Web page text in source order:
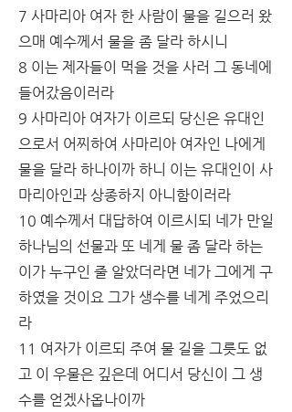
7 사마리아 여자 한 사람이 물을 길으러 왔
으매 예수께서 물을 좀 달라 하시니
8 이는 제자들이 먹을 것을 사러 그 동네에
들어갔음이러라
9 사마리아 여자가 이르되 당신은 유대인
으로서 어찌하여 사마리아 여자인 나에게
물을 달라 하나이까 하니 이는 유대인이 사
마리아인과 상종하지 아니함이러라
10 예수께서 대답하여 이르시되 네가 만일
하나님의 선물과 또 네게 물 좀 달라 하는
이가 누구인 줄 알았더라면 네가 그에게 구
하였을 것이요 그가 생수를 네게 주었으리
라
11 여자가 이르되 주여 물 길을 그릇도 없
고 이 우물은 깊은데 어디서 당신이 그 생
수를 얻겠사옵나이까